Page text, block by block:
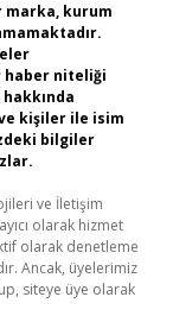
kurum
haber niteliği
kişiler ile isim
bilgiler
ve İletişim
olarak hizmet
olarak denetleme
Ancak, üyelerimiz
siteye üye olarak